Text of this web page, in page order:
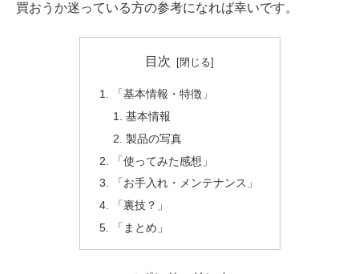
買おうか迷っている方の参考になれば幸いです。
目次
「基本情報・特徴」
基本情報
製品の写真
「使ってみた感想」
「お手入れ・メンテナンス」
「裏技？」
「まとめ」